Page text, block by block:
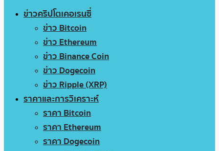
ข่าวคริปโตเคอเรนซี่
ข่าว Bitcoin
ข่าว Ethereum
ข่าว Binance Coin
ข่าว Dogecoin
ข่าว Ripple (XRP)
ราคาและการวิเคราะห์
ราคา Bitcoin
ราคา Ethereum
ราคา Dogecoin